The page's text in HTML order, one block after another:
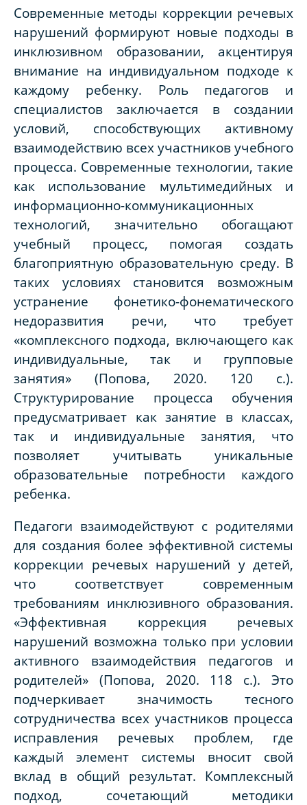
Современные методы коррекции речевых
нарушений формируют новые подходы в
инклюзивном образовании, акцентируя
внимание на индивидуальном подходе к
каждому ребенку. Роль педагогов и
специалистов заключается в создании
условий, способствующих активному
взаимодействию всех участников учебного
процесса. Современные технологии, такие
как использование мультимедийных и
информационно-коммуникационных
технологий, значительно обогащают
учебный процесс, помогая создать
благоприятную образовательную среду. В
таких условиях становится возможным
устранение фонетико-фонематического
недоразвития речи, что требует
«комплексного подхода, включающего как
индивидуальные, так и групповые
занятия» (Попова, 2020. 120 с.).
Структурирование процесса обучения
предусматривает как занятие в классах,
так и индивидуальные занятия, что
позволяет учитывать уникальные
образовательные потребности каждого
ребенка.
Педагоги взаимодействуют с родителями
для создания более эффективной системы
коррекции речевых нарушений у детей,
что соответствует современным
требованиям инклюзивного образования.
«Эффективная коррекция речевых
нарушений возможна только при условии
активного взаимодействия педагогов и
родителей» (Попова, 2020. 118 с.). Это
подчеркивает значимость тесного
сотрудничества всех участников процесса
исправления речевых проблем, где
каждый элемент системы вносит свой
вклад в общий результат. Комплексный
подход, сочетающий методики